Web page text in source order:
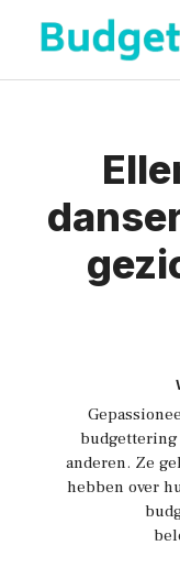
Spring
naar
de
budgettering
anderen. Ze
hebben over